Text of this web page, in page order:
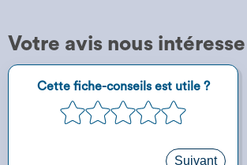
Votre avis nous
Étape
Cette fiche-conseils est utile ?
1
2
3
4
5
Suivant